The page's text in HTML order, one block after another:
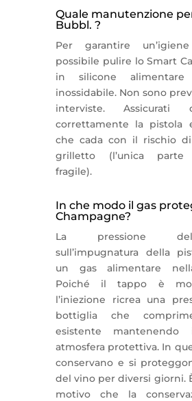
Quale manutenzione
Bubbl. ?
Per garantire
possibile pulire lo Smart
in silicone
inossidabile. Non sono
interviste. Assicurati
correttamente la pistola
che cada con il rischio
grilletto (l’unica parte
fragile).
In che modo il gas
Champagne?
La pressione
sull’impugnatura della
un gas alimentare
Poiché il tappo è
l’iniezione ricrea una
bottiglia che
esistente
atmosfera protettiva. In
conservano e si
del vino per diversi giorni.
motivo che la